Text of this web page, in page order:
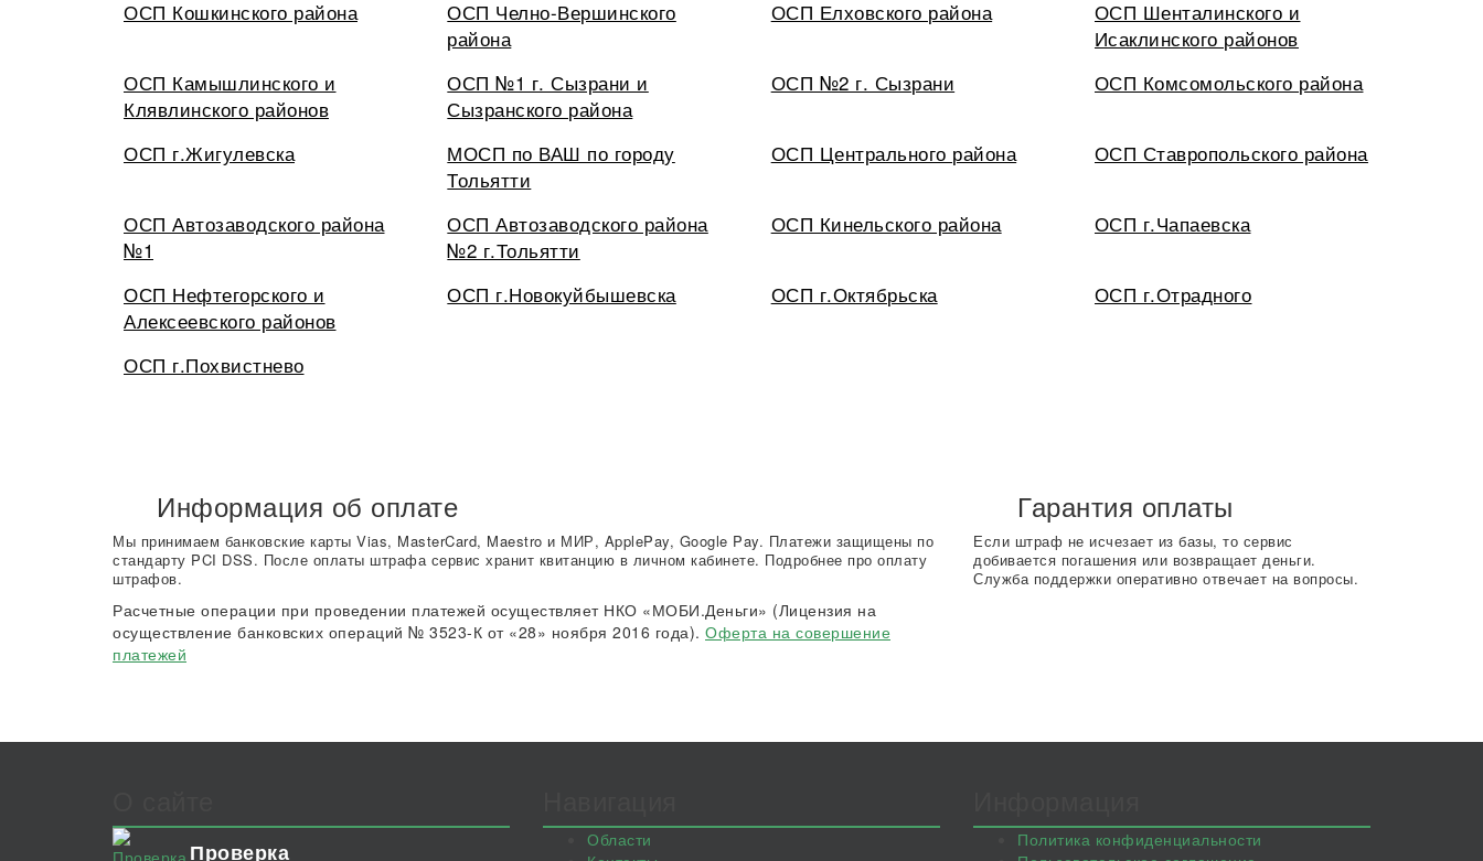
ОСП Кошкинского района
ОСП Челно-Вершинского
района
ОСП Елховского района
ОСП Шенталинского и
Исаклинского районов
ОСП Камышлинского и
Клявлинского районов
ОСП №1 г. Сызрани и
Сызранского района
ОСП №2 г. Сызрани ОСП Комсомольского района
ОСП г.Жигулевска
МОСП по ВАШ по городу
Тольятти
ОСП Центрального района ОСП Ставропольского района
ОСП Автозаводского района
№1
ОСП Автозаводского района
№2 г.Тольятти
ОСП Кинельского района ОСП г.Чапаевска
ОСП Нефтегорского и
Алексеевского районов
ОСП г.Новокуйбышевска ОСП г.Октябрьска ОСП г.Отрадного
ОСП г.Похвистнево
Информация об оплате
Мы принимаем банковские карты Vias, MasterCard, Maestro и МИР, ApplePay, Google Pay. Платежи защищены по
стандарту PCI DSS. После оплаты штрафа сервис хранит квитанцию в личном кабинете. Подробнее про оплату
штрафов.
Расчетные операции при проведении платежей осуществляет НКО «МОБИ.Деньги» (Лицензия на
осуществление банковских операций № 3523-К от «28» ноября 2016 года). Оферта на совершение
платежей
Гарантия оплаты
Если штраф не исчезает из базы, то сервис
добивается погашения или возвращает деньги.
Служба поддержки оперативно отвечает на вопросы.
Проверка
Области
Политика конфиденциальности